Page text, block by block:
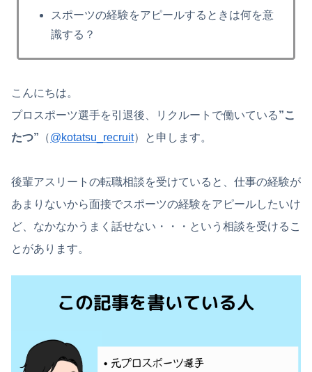
スポーツの経験をアピールするときは何を意
識する？
こんにちは。
プロスポーツ選手を引退後、リクルートで働いている”こ
たつ” （@kotatsu_recruit）と申します。
後輩アスリートの転職相談を受けていると、仕事の経験が
あまりないから面接でスポーツの経験をアピールしたいけ
ど、なかなかうまく話せない・・・という相談を受けるこ
とがあります。